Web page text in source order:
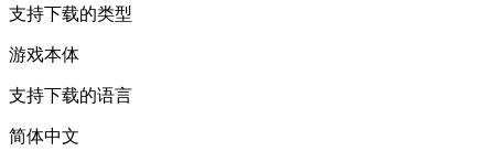
支持下载的类型
游戏本体
支持下载的语言
简体中文